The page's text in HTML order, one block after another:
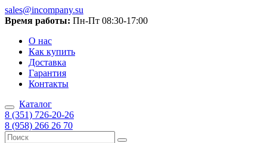
sales@incompany.su
Время работы: Пн-Пт 08:30-17:00
О нас
Как купить
Доставка
Гарантия
Контакты
Каталог
8 (351) 726-20-26
8 (958) 266 26 70